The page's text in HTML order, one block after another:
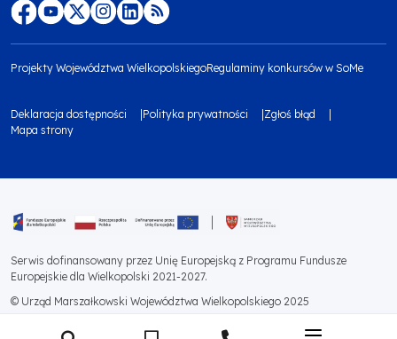
Menu
footer
społecznościowe
top
footer
Projekty Województwa WielkopolskiegoRegulaminy konkursów w SoMe
Menu
footer
2
Deklaracja dostępności Polityka prywatności
Zgłoś błąd
Mapa strony
Serwis dofinansowany przez Unię Europejską z Programu Fundusze
Europejskie dla Wielkopolski 2021-2027.
© Urząd Marszałkowski Województwa Wielkopolskiego 2025